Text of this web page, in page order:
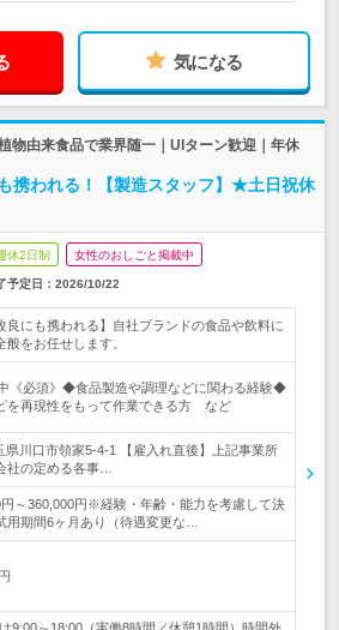
気になる
物由来食品で業界随一｜UIターン歓迎｜年休
携われる！【製造スタッフ】★土日祝休
休2日制 女性のおしごと掲載中
予定日： 2026/10/22
良にも携われる】自社ブランドの食品や飲料に
をお任せします。
《必須》◆食品製造や調理などに関わる経験◆
を再現性をもって作業できる方 など
県川口市領家5-4-1 【雇入れ直後】上記事業所
社の定める各事…
円～360,000円※経験・年齢・能力を考慮して決
期間6ヶ月あり（待遇変更な…